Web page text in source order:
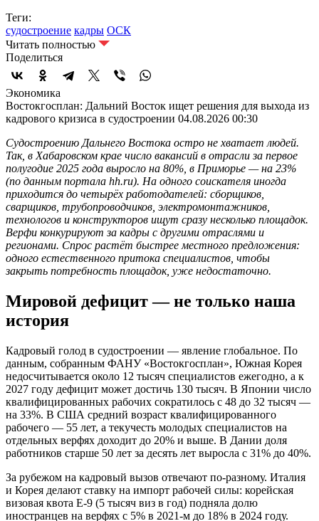
Теги:
судостроение кадры ОСК
Читать полностью
Поделиться
Экономика
Востокгосплан: Дальний Восток ищет решения для выхода из
кадрового кризиса в судостроении 04.08.2026 00:30
Судостроению Дальнего Востока остро не хватает людей.
Так, в Хабаровском крае число вакансий в отрасли за первое
полугодие 2025 года выросло на 80%, в Приморье — на 23%
(по данным портала hh.ru). На одного соискателя иногда
приходится до четырёх работодателей: сборщиков,
сварщиков, трубопроводчиков, электромонтажников,
технологов и конструкторов ищут сразу несколько площадок.
Верфи конкурируют за кадры с другими отраслями и
регионами. Спрос растёт быстрее местного предложения:
одного естественного притока специалистов, чтобы
закрыть потребность площадок, уже недостаточно.
Мировой дефицит — не только наша
история
Кадровый голод в судостроении — явление глобальное. По
данным, собранным ФАНУ «Востокгосплан», Южная Корея
недосчитывается около 12 тысяч специалистов ежегодно, а к
2027 году дефицит может достичь 130 тысяч. В Японии число
квалифицированных рабочих сократилось с 48 до 32 тысяч —
на 33%. В США средний возраст квалифицированного
рабочего — 55 лет, а текучесть молодых специалистов на
отдельных верфях доходит до 20% и выше. В Дании доля
работников старше 50 лет за десять лет выросла с 31% до 40%.
За рубежом на кадровый вызов отвечают по-разному. Италия
и Корея делают ставку на импорт рабочей силы: корейская
визовая квота E-9 (5 тысяч виз в год) подняла долю
иностранцев на верфях с 5% в 2021-м до 18% в 2024 году.